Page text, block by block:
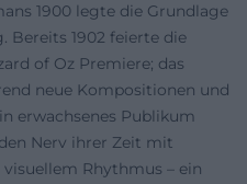
1900 legte die Grundlage
Bereits 1902 feierte die
of Oz Premiere; das
neue Kompositionen und
erwachsenes Publikum
Nerv ihrer Zeit mit
Rhythmus – ein